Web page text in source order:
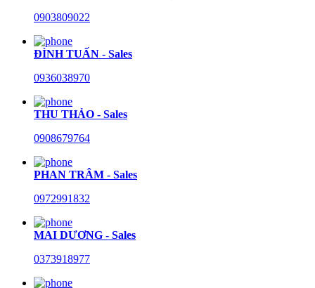
0903809022
ĐÌNH TUẤN - Sales
0936038970
THU THẢO - Sales
0908679764
PHAN TRÂM - Sales
0972991832
MAI DƯƠNG - Sales
0373918977